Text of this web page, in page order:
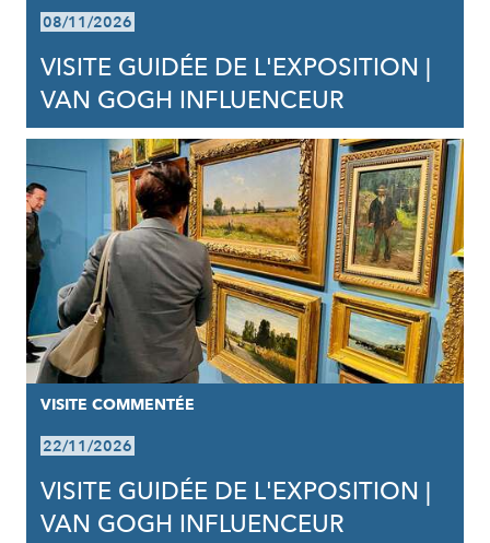
08/11/2026
VISITE GUIDÉE DE L'EXPOSITION |
VAN GOGH INFLUENCEUR
VISITE COMMENTÉE
22/11/2026
VISITE GUIDÉE DE L'EXPOSITION |
VAN GOGH INFLUENCEUR